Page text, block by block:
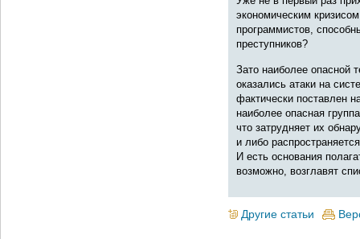
экономическим
программистов,
преступников?
Зато наиболее опасной
оказались атаки на
фактически поставлен
наиболее опасная
что затрудняет их
и либо
И есть основания
возможно, возглавят
Другие статьи